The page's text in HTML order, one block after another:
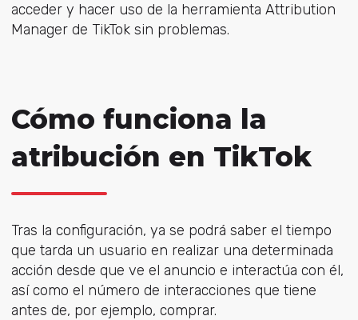
acceder y hacer uso de la herramienta Attribution
Manager de TikTok sin problemas.
Cómo funciona la
atribución en TikTok
Tras la configuración, ya se podrá saber el tiempo
que tarda un usuario en realizar una determinada
acción desde que ve el anuncio e interactúa con él,
así como el número de interacciones que tiene
antes de, por ejemplo, comprar.